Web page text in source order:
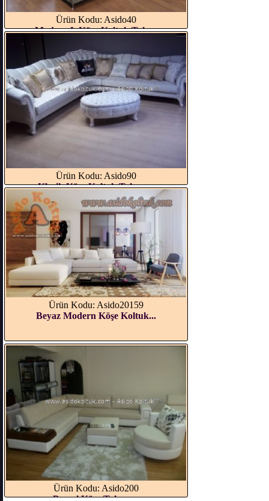
Ürün Kodu: Asido40
Modern L Köşe Koltuk Takı...
Ürün Kodu: Asido90
Klasik Köşe Koltuk Takımı...
Ürün Kodu: Asido20159
Beyaz Modern Köşe Koltuk...
Ürün Kodu: Asido200